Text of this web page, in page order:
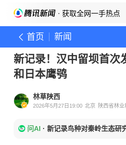
· 获取全网一手热点
首页 新闻
新记录！汉中留坝首次
和日本鹰鸮
林草陕西
2026年5月27日19:00 北京 陕西省林
问AI · 新记录鸟种对秦岭生态研